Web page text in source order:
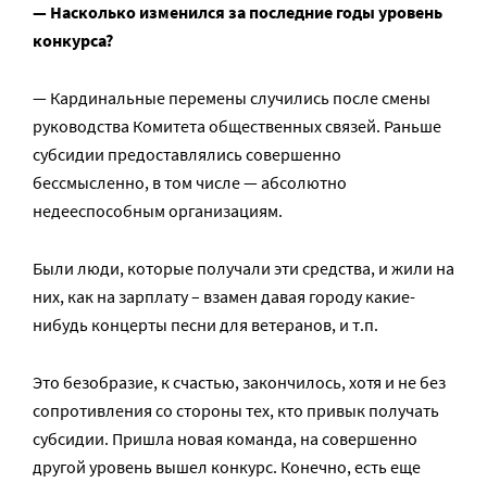
— Насколько изменился за последние годы уровень
конкурса?
— Кардинальные перемены случились после смены
руководства Комитета общественных связей. Раньше
субсидии предоставлялись совершенно
бессмысленно, в том числе — абсолютно
недееспособным организациям.
Были люди, которые получали эти средства, и жили на
них, как на зарплату – взамен давая городу какие-
нибудь концерты песни для ветеранов, и т.п.
Это безобразие, к счастью, закончилось, хотя и не без
сопротивления со стороны тех, кто привык получать
субсидии. Пришла новая команда, на совершенно
другой уровень вышел конкурс. Конечно, есть еще